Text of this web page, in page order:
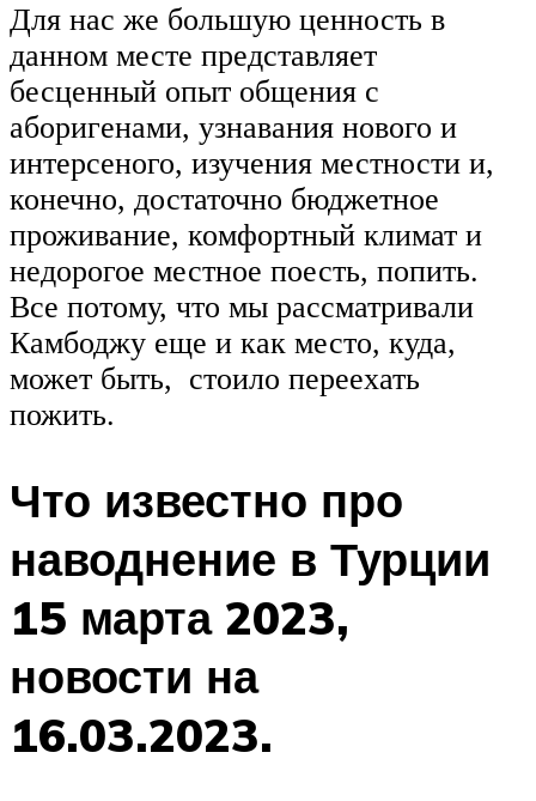
Для нас же большую ценность в
данном месте представляет
бесценный опыт общения с
аборигенами, узнавания нового и
интерсеного, изучения местности и,
конечно, достаточно бюджетное
проживание, комфортный климат и
недорогое местное поесть, попить.
Все потому, что мы рассматривали
Камбоджу еще и как место, куда,
может быть, стоило переехать
пожить.
Что известно про
наводнение в Турции
15 марта 2023,
новости на
16.03.2023.